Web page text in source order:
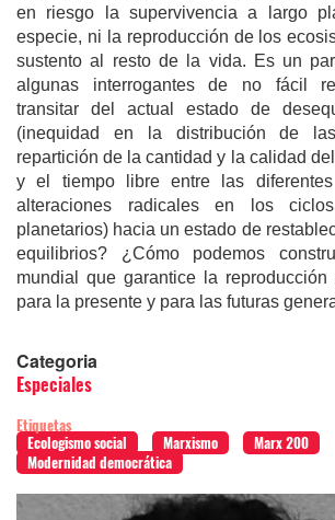
en riesgo la supervivencia a largo
especie, ni la reproducción de los
sustento al resto de la vida. Es un
algunas interrogantes de no fácil
transitar del actual estado de
(inequidad en la distribución de
repartición de la cantidad y la calidad
y el tiempo libre entre las
alteraciones radicales en los ciclos
planetarios) hacia un estado de
equilibrios? ¿Cómo podemos
mundial que garantice la
para la presente y para las futuras
Categoria
Especiales
Etiquetas
Ecologismo social
Marxismo
Marx 200
Modernidad democrática